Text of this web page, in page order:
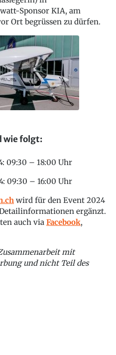
Sponsor KIA, am
Ort begrüssen zu dürfen.
wie folgt:
09:30 – 18:00 Uhr
09:30 – 16:00 Uhr
wird für den Event 2024
ergänzt.
auch via Facebook,
mit
und nicht Teil des